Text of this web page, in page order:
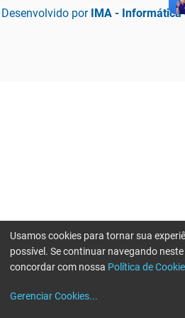
Desenvolvido por IMA - Informática
Usamos cookies para tornar sua
possível. Se continuar navegando
concordar com nossa Política de
Gerenciar Cookies...
Erro ao enviar informações, por favor